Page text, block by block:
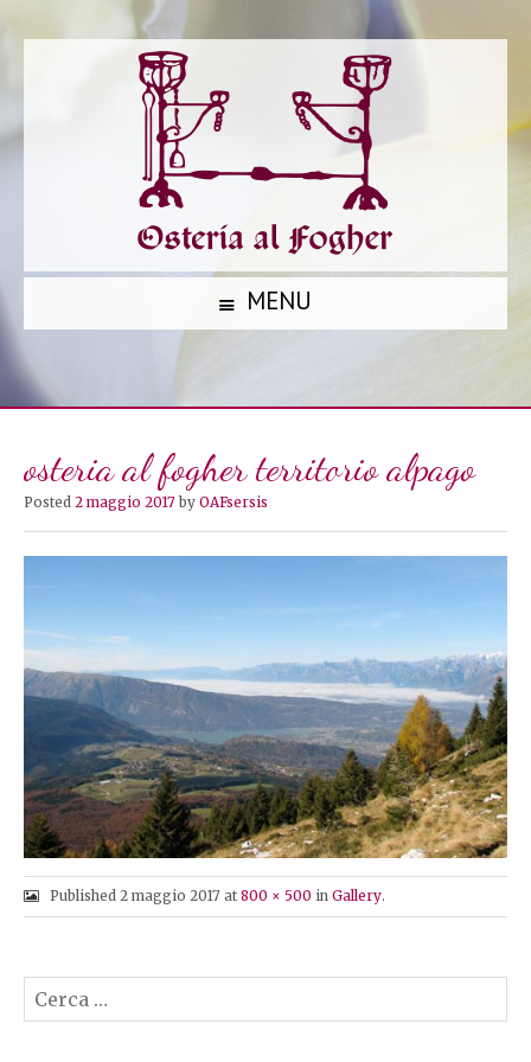
MENU
S
I
T
O
C
O
T
N
osteria al fogher territorio alpago
Posted 2 maggio 2017 by OAFsersis
Published 2 maggio 2017 at 800 × 500 in Gallery.
per: